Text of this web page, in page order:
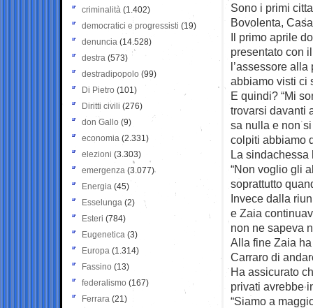
Sono i primi
Bovolenta,
Il primo aprile
presentato con
l’assessore
abbiamo visti ci
E quindi? “Mi
trovarsi davanti
sa nulla e non
colpiti abbiamo
La
“Non voglio gli
soprattutto
Invece dalla
e Zaia
non ne sapeva
Alla fine Zaia
Carraro di
Ha assicurato
privati avrebbe
“Siamo a
criminalità (1.402)
democratici e progressisti (19)
denuncia (14.528)
destra (573)
destradipopolo (99)
Di Pietro (101)
Diritti civili (276)
don Gallo (9)
economia (2.331)
elezioni (3.303)
emergenza (3.077)
Energia (45)
Esselunga (2)
Esteri (784)
Eugenetica (3)
Europa (1.314)
Fassino (13)
federalismo (167)
Ferrara (21)